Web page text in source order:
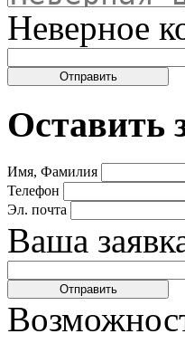
Неверное
Оставить
Имя, Фамилия
Телефон
Эл. почта
Ваша